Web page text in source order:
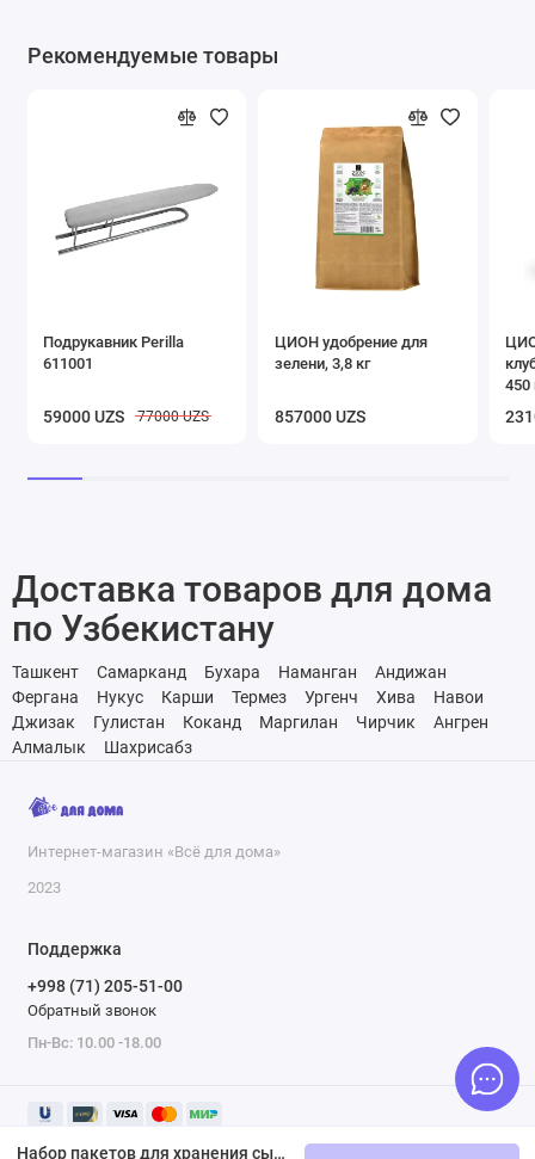
Набор пакетов для хранения сыпучих продуктов 3 шт. Marmiton "Банка" ziplock
Рекомендуемые товары
Подрукавник Perilla
611001
59000 UZS 77000 UZS
ЦИОН удобрение для
зелени, 3,8 кг
857000 UZS
450
Доставка товаров для дома
по Узбекистану
Ташкент Самарканд Бухара Наманган
Андижан
Фергана
Нукус Карши Термез Ургенч Хива
Навои
Джизак
Гулистан Коканд Маргилан Чирчик
Ангрен
Алмалык
Шахрисабз
Интернет-магазин «Всё для дома»
2023
Поддержка
+998 (71) 205-51-00
Обратный звонок
Пн-Вс: 10.00 -18.00